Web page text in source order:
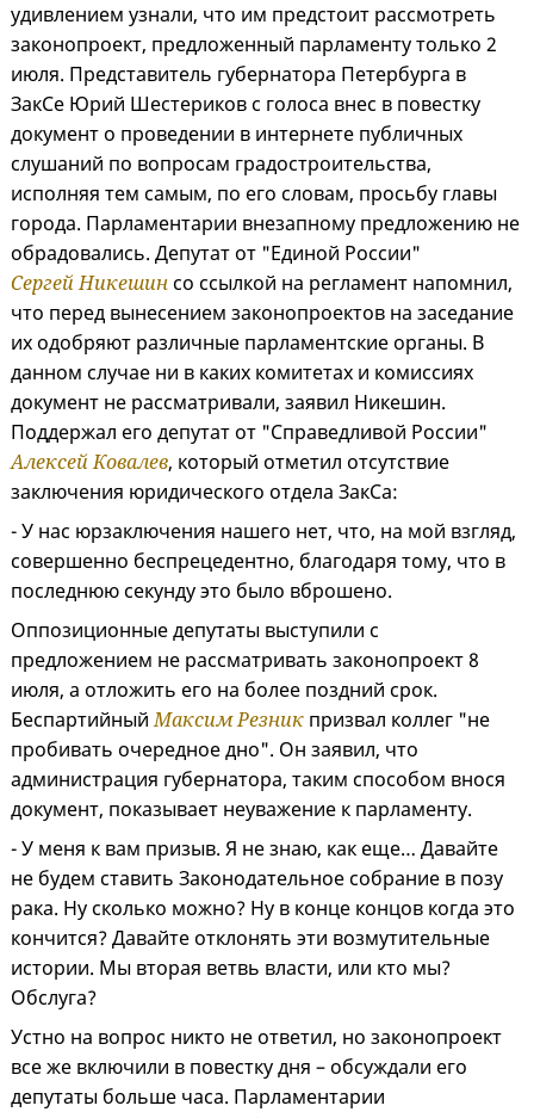
удивлением узнали, что им предстоит рассмотреть
законопроект, предложенный парламенту только 2
июля. Представитель губернатора Петербурга в
ЗакСе Юрий Шестериков с голоса внес в повестку
документ о проведении в интернете публичных
слушаний по вопросам градостроительства,
исполняя тем самым, по его словам, просьбу главы
города. Парламентарии внезапному предложению не
обрадовались. Депутат от "Единой России"
Сергей Никешинсо ссылкой на регламент напомнил,
что перед вынесением законопроектов на заседание
их одобряют различные парламентские органы. В
данном случае ни в каких комитетах и комиссиях
документ не рассматривали, заявил Никешин.
Поддержал его депутат от "Справедливой России"
Алексей Ковалев, который отметил отсутствие
заключения юридического отдела ЗакСа:
- У нас юрзаключения нашего нет, что, на мой взгляд,
совершенно беспрецедентно, благодаря тому, что в
последнюю секунду это было вброшено.
Оппозиционные депутаты выступили с
предложением не рассматривать законопроект 8
июля, а отложить его на более поздний срок.
БеспартийныйМаксим Резник призвал коллег "не
пробивать очередное дно". Он заявил, что
администрация губернатора, таким способом внося
документ, показывает неуважение к парламенту.
- У меня к вам призыв. Я не знаю, как еще… Давайте
не будем ставить Законодательное собрание в позу
рака. Ну сколько можно? Ну в конце концов когда это
кончится? Давайте отклонять эти возмутительные
истории. Мы вторая ветвь власти, или кто мы?
Обслуга?
Устно на вопрос никто не ответил, но законопроект
все же включили в повестку дня – обсуждали его
депутаты больше часа. Парламентарии